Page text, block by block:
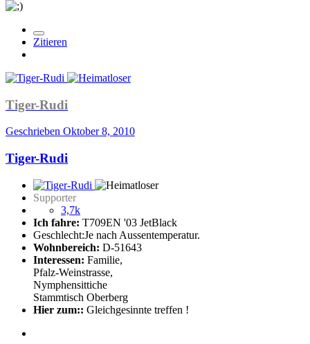
Zitieren
Tiger-Rudi
Geschrieben Oktober 8, 2010
Tiger-Rudi
Supporter
3,7k
Ich fahre: T709EN '03 JetBlack
Geschlecht:Je nach Aussentemperatur.
Wohnbereich: D-51643
Interessen: Familie,
Pfalz-Weinstrasse,
Nymphensittiche
Stammtisch Oberberg
Hier zum:: Gleichgesinnte treffen !